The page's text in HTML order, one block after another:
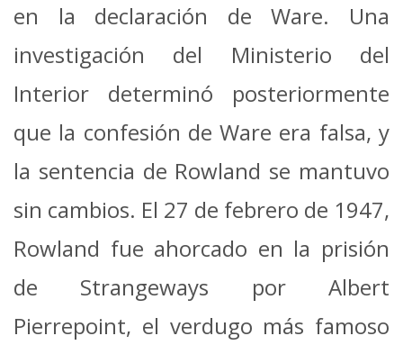
en la declaración de Ware.
Una
investigación del Ministerio del
Interior determinó posteriormente
que la confesión de Ware era falsa, y
la sentencia de Rowland se mantuvo
sin cambios. El 27 de febrero de 1947,
Rowland fue ahorcado en la prisión
de Strangeways por Albert
Pierrepoint, el verdugo más famoso